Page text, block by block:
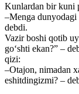
Kunlardan bir kuni
–Menga
debdi.
Vazir boshi qotib
go‘shti ekan?” –
qizi:
–Otajon, nimadan
eshitdingizmi? –